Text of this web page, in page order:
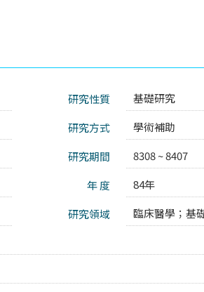
研究性質
基礎研究
研究方式
學術補助
研究期間
8308 ~ 8407
年 度
84年
研究領域 臨床醫學； 基